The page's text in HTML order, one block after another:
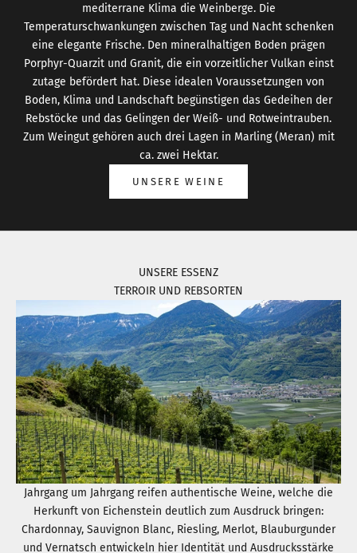
mediterrane Klima die Weinberge. Die
Temperaturschwankungen zwischen Tag und Nacht schenken
eine elegante Frische. Den mineralhaltigen Boden prägen
Porphyr-Quarzit und Granit, die ein vorzeitlicher Vulkan einst
zutage befördert hat. Diese idealen Voraussetzungen von
Boden, Klima und Landschaft begünstigen das Gedeihen der
Rebstöcke und das Gelingen der Weiß- und Rotweintrauben.
Zum Weingut gehören auch drei Lagen in Marling (Meran) mit
ca. zwei Hektar.
UNSERE WEINE
UNSERE ESSENZ
TERROIR UND REBSORTEN
Jahrgang um Jahrgang reifen authentische Weine, welche die
Herkunft von Eichenstein deutlich zum Ausdruck bringen:
Chardonnay, Sauvignon Blanc, Riesling, Merlot, Blauburgunder
und Vernatsch entwickeln hier Identität und Ausdrucksstärke